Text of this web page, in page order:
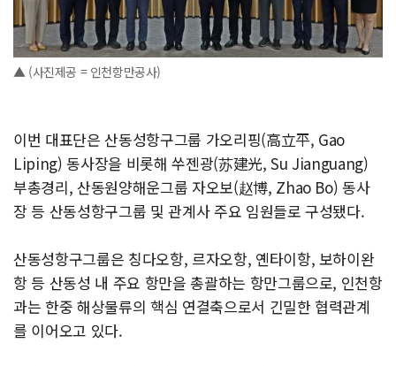
▲ (사진제공 = 인천항만공사)
이번 대표단은 산동성항구그룹 가오리핑(高立平, Gao
Liping) 동사장을 비롯해 쑤젠광(苏建光, Su Jianguang)
부총경리, 산동원양해운그룹 자오보(赵博, Zhao Bo) 동사
장 등 산동성항구그룹 및 관계사 주요 임원들로 구성됐다.
산동성항구그룹은 칭다오항, 르자오항, 옌타이항, 보하이완
항 등 산동성 내 주요 항만을 총괄하는 항만그룹으로, 인천항
과는 한중 해상물류의 핵심 연결축으로서 긴밀한 협력관계
를 이어오고 있다.